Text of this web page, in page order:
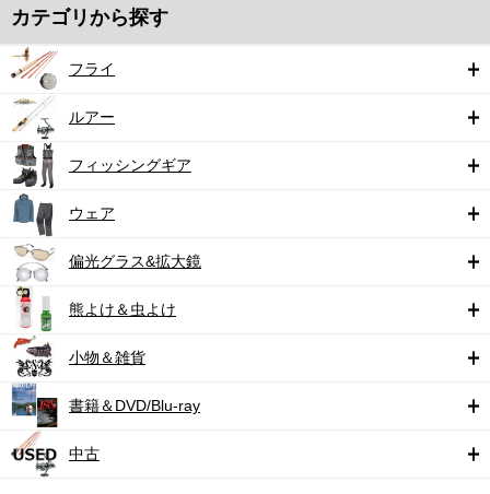
カテゴリから探す
フライ
ルアー
フィッシングギア
ウェア
偏光グラス&拡大鏡
熊よけ＆虫よけ
小物＆雑貨
書籍＆DVD/Blu-ray
中古